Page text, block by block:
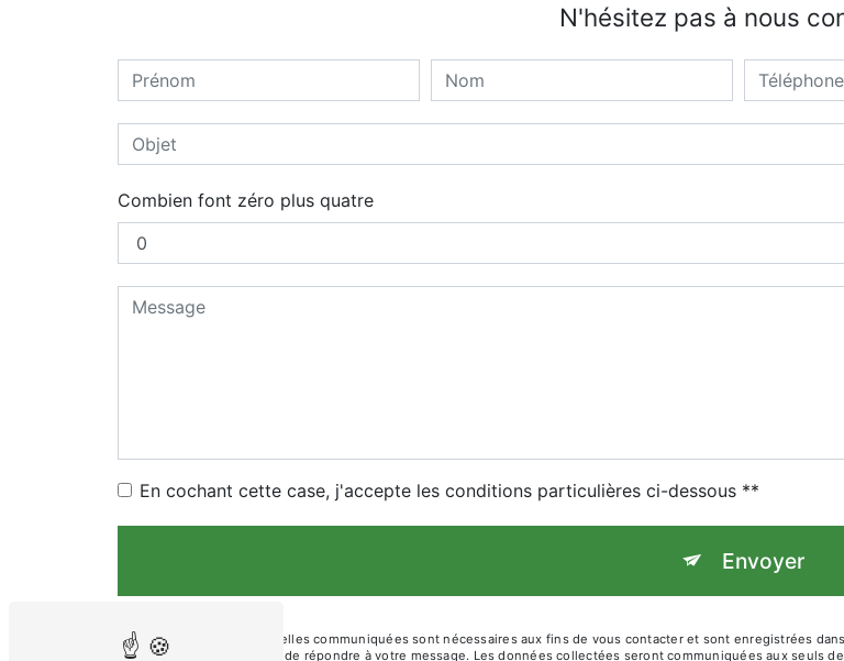
N'hésitez pas à nous
Combien font zéro plus quatre
En cochant cette case, j'accepte les conditions particulières ci-dessous **
Envoyer
** Les données personnelles communiquées sont nécessaires aux fins de vous contacter et sont enregistrées
traitants dans le seul but de répondre à votre message. Les données collectées seront communiquées aux seuls